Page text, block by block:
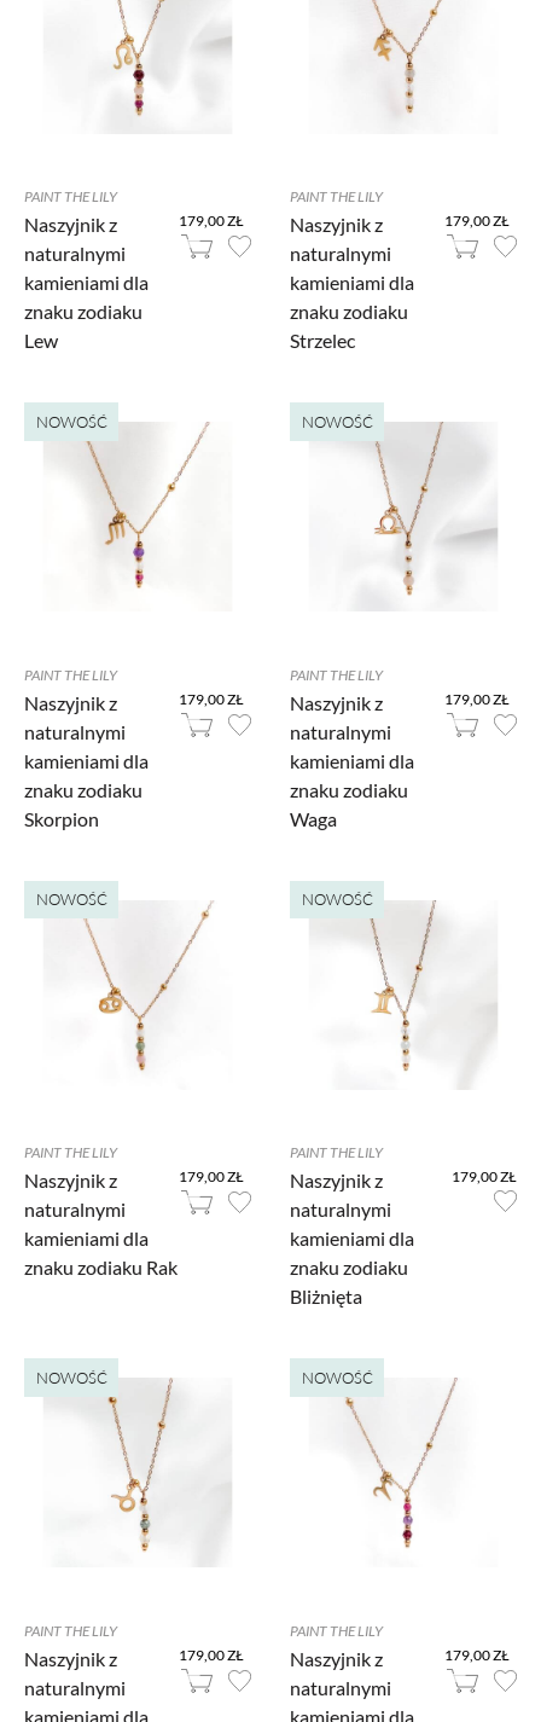
PAINT THE LILY
Naszyjnik z
naturalnymi
kamieniami dla
znaku zodiaku
Lew
179,00 ZŁ
PAINT THE LILY
Naszyjnik z
naturalnymi
kamieniami dla
znaku zodiaku
Strzelec
179,00 ZŁ
NOWOŚĆ
PAINT THE LILY
Naszyjnik z
naturalnymi
kamieniami dla
znaku zodiaku
Skorpion
179,00 ZŁ
NOWOŚĆ
PAINT THE LILY
Naszyjnik z
naturalnymi
kamieniami dla
znaku zodiaku
Waga
179,00 ZŁ
NOWOŚĆ
PAINT THE LILY
Naszyjnik z
naturalnymi
kamieniami dla
znaku zodiaku Rak
179,00 ZŁ
NOWOŚĆ
PAINT THE LILY
Naszyjnik z
naturalnymi
kamieniami dla
znaku zodiaku
Bliżnięta
179,00 ZŁ
NOWOŚĆ
PAINT THE LILY
Naszyjnik z
naturalnymi
kamieniami dla
179,00 ZŁ
NOWOŚĆ
PAINT THE LILY
Naszyjnik z
naturalnymi
kamieniami dla
179,00 ZŁ
zidentyfikować. Jeżeli wyłączysz Pixel Facebooka, nie będziemy w stanie
kierować do Ciebie reklam dopasowanych do Twojej aktywności.